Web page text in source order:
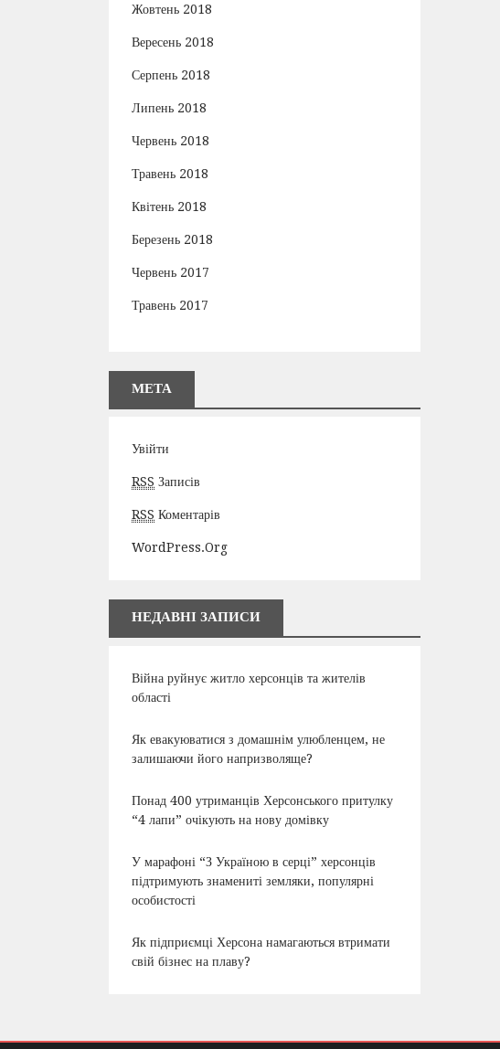
Жовтень 2018
Вересень 2018
Серпень 2018
Липень 2018
Червень 2018
Травень 2018
Квітень 2018
Березень 2018
Червень 2017
Травень 2017
МЕТА
Увійти
RSS Записів
RSS Коментарів
WordPress.org
НЕДАВНІ ЗАПИСИ
Війна руйнує житло херсонців та жителів
області
Як евакуюватися з домашнім улюбленцем, не
залишаючи його напризволяще?
Понад 400 утриманців Херсонського притулку
“4 лапи” очікують на нову домівку
У марафоні “З Україною в серці” херсонців
підтримують знамениті земляки, популярні
особистості
Як підприємці Херсона намагаються втримати
свій бізнес на плаву?